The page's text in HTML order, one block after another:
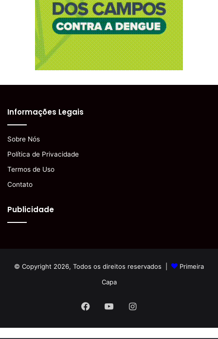
Informações Legais
Sobre Nós
Política de Privacidade
Termos de Uso
Contato
Publicidade
© Copyright 2026, Todos os direitos reservados |
Primeira
Capa
Facebook
YouTubeInstagram